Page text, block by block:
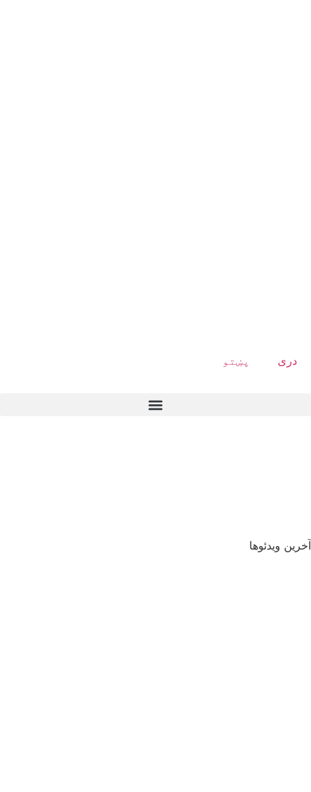
دری پښتو
آخرین ویدئوها